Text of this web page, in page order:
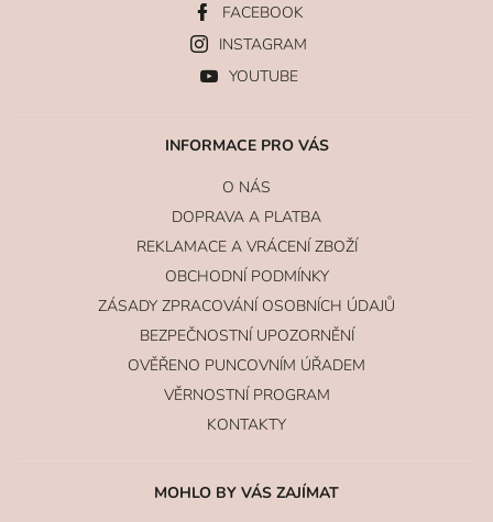
FACEBOOK
INSTAGRAM
YOUTUBE
INFORMACE PRO VÁS
O NÁS
DOPRAVA A PLATBA
REKLAMACE A VRÁCENÍ ZBOŽÍ
OBCHODNÍ PODMÍNKY
ZÁSADY ZPRACOVÁNÍ OSOBNÍCH ÚDAJŮ
BEZPEČNOSTNÍ UPOZORNĚNÍ
OVĚŘENO PUNCOVNÍM ÚŘADEM
VĚRNOSTNÍ PROGRAM
KONTAKTY
MOHLO BY VÁS ZAJÍMAT